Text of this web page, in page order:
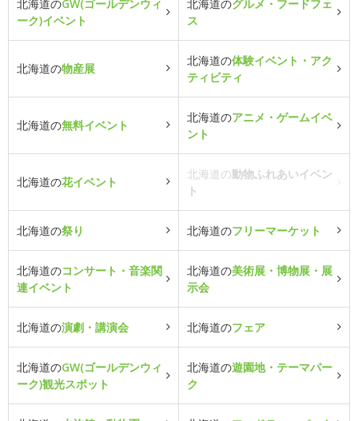
北海道のGW(ゴールデンウィ
ーク)イベント
北海道のグルメ・フードフェ
ス
北海道の物産展
北海道の体験イベント・アク
ティビティ
北海道の無料イベント
北海道のアニメ・ゲームイベ
ント
北海道の花イベント
北海道の動物ふれあいイベン
ト
北海道の祭り 北海道のフリーマーケット
北海道のコンサート・音楽関
連イベント
北海道の美術展・博物展・展
示会
北海道の演劇・講演会 北海道のフェア
北海道のGW(ゴールデンウィ
ーク)観光スポット
北海道の遊園地・テーマパー
ク